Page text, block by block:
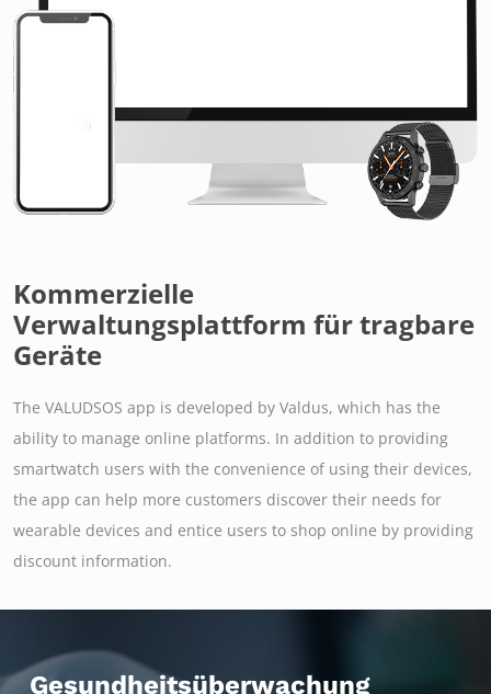
Kommerzielle
Verwaltungsplattform für tragbare
Geräte
The VALUDSOS app is developed by Valdus, which has the
ability to manage online platforms. In addition to providing
smartwatch users with the convenience of using their devices,
the app can help more customers discover their needs for
wearable devices and entice users to shop online by providing
discount information.
Gesundheitsüberwachung